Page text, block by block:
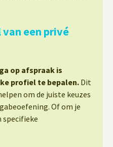
een privé
op afspraak is
profiel te bepalen. Dit
om de juiste keuzes
Of om je
specifieke